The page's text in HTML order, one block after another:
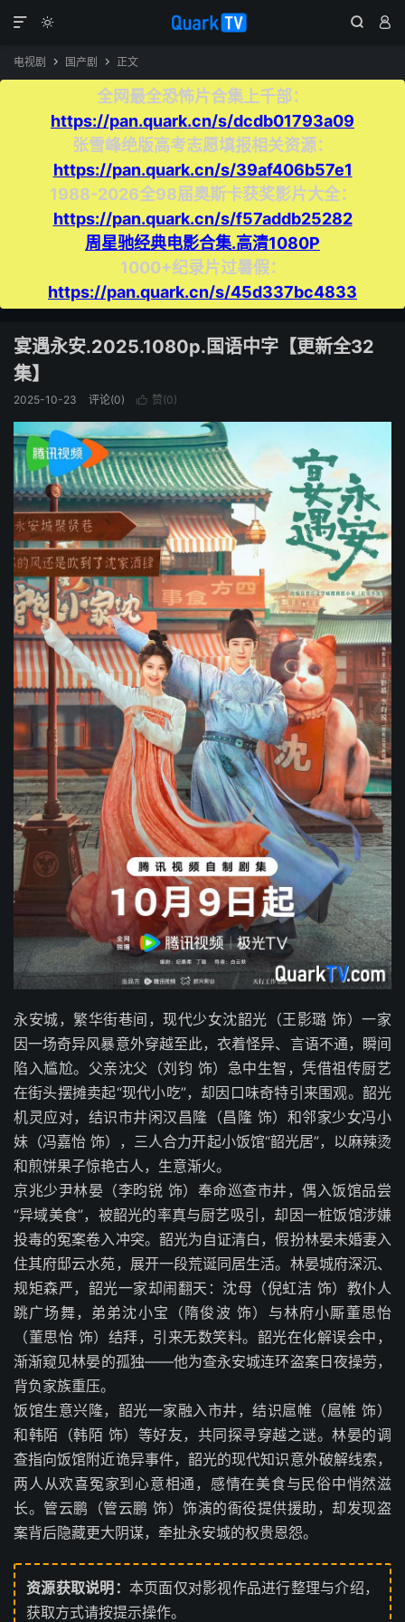
  

电视剧  国产剧  正文
全网最全恐怖片合集上千部：
https://pan.quark.cn/s/dcdb01793a09
张雪峰绝版高考志愿填报相关资源：
https://pan.quark.cn/s/39af406b57e1
1988-2026全98届奥斯卡获奖影片大全：
https://pan.quark.cn/s/f57addb25282
周星驰经典电影合集.高清1080P
1000+纪录片过暑假：
https://pan.quark.cn/s/45d337bc4833
宴遇永安.2025.1080p.国语中字【更新全32
集】
2025-10-23 评论(0)  赞(0)
永安城，繁华街巷间，现代少女沈韶光（王影璐 饰）一家
因一场奇异风暴意外穿越至此，衣着怪异、言语不通，瞬间
陷入尴尬。父亲沈父（刘钧 饰）急中生智，凭借祖传厨艺
在街头摆摊卖起“现代小吃”，却因口味奇特引来围观。韶光
机灵应对，结识市井闲汉昌隆（昌隆 饰）和邻家少女冯小
妹（冯嘉怡 饰），三人合力开起小饭馆“韶光居”，以麻辣烫
和煎饼果子惊艳古人，生意渐火。
京兆少尹林晏（李昀锐 饰）奉命巡查市井，偶入饭馆品尝
“异域美食”，被韶光的率真与厨艺吸引，却因一桩饭馆涉嫌
投毒的冤案卷入冲突。韶光为自证清白，假扮林晏未婚妻入
住其府邸云水苑，展开一段荒诞同居生活。林晏城府深沉、
规矩森严，韶光一家却闹翻天：沈母（倪虹洁 饰）教仆人
跳广场舞，弟弟沈小宝（隋俊波 饰）与林府小厮董思怡
（董思怡 饰）结拜，引来无数笑料。韶光在化解误会中，
渐渐窥见林晏的孤独——他为查永安城连环盗案日夜操劳，
背负家族重压。
饭馆生意兴隆，韶光一家融入市井，结识扈帷（扈帷 饰）
和韩陌（韩陌 饰）等好友，共同探寻穿越之谜。林晏的调
查指向饭馆附近诡异事件，韶光的现代知识意外破解线索，
两人从欢喜冤家到心意相通，感情在美食与民俗中悄然滋
长。管云鹏（管云鹏 饰）饰演的衙役提供援助，却发现盗
案背后隐藏更大阴谋，牵扯永安城的权贵恩怨。
资源获取说明： 本页面仅对影视作品进行整理与介绍，
获取方式请按提示操作。